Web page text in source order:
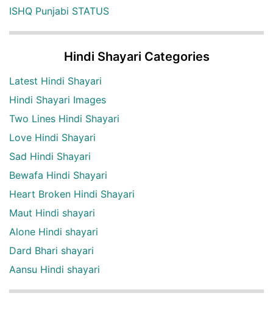
ISHQ Punjabi STATUS
Hindi Shayari Categories
Latest Hindi Shayari
Hindi Shayari Images
Two Lines Hindi Shayari
Love Hindi Shayari
Sad Hindi Shayari
Bewafa Hindi Shayari
Heart Broken Hindi Shayari
Maut Hindi shayari
Alone Hindi shayari
Dard Bhari shayari
Aansu Hindi shayari